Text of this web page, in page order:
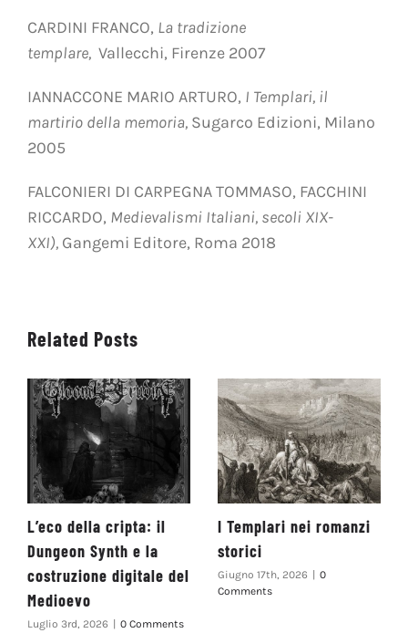
CARDINI FRANCO, La tradizione
templare, Vallecchi, Firenze 2007
IANNACCONE MARIO ARTURO, I Templari, il
martirio della memoria, Sugarco Edizioni, Milano
2005
FALCONIERI DI CARPEGNA TOMMASO, FACCHINI
RICCARDO, Medievalismi Italiani, secoli XIX-
XXI), Gangemi Editore, Roma 2018
Related Posts
L’eco della cripta: il
Dungeon Synth e la
costruzione digitale del
Medioevo
Luglio 3rd, 2026 | 0 Comments
I Templari nei romanzi
storici
Giugno 17th, 2026 | 0
Comments